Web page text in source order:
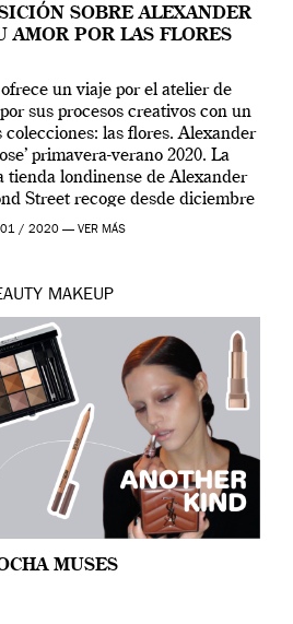
SOBRE ALEXANDER
AMOR POR LAS FLORES
un viaje por el atelier de
sus procesos creativos con un
las flores. Alexander
primavera-verano 2020. La
tienda londinense de Alexander
Street recoge desde diciembre
final de abril […]
/ 2020 — VER MÁS
MAKEUP
MUSES